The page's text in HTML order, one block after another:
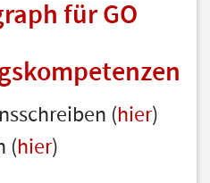
für GO
(hier)
(hier)